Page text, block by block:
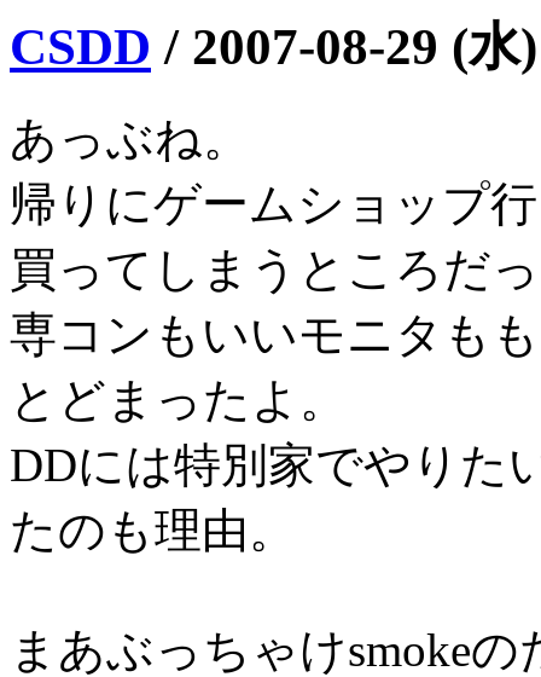
CSDD / 2007-08-29 (水)
あっぶね。
帰りにゲームショップ
買ってしまうところだ
専コンもいいモニタも
とどまったよ。
DDには特別家でやりた
たのも理由。
まあぶっちゃけsmoke